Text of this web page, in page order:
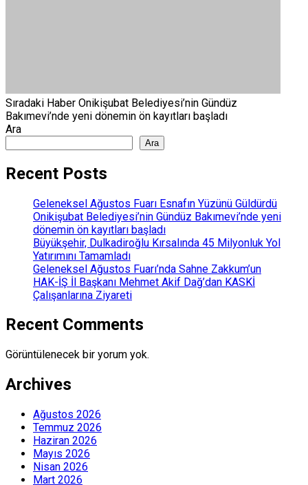
Sıradaki Haber Onikişubat Belediyesi’nin Gündüz
Bakımevi’nde yeni dönemin ön kayıtları başladı
Ara
Ara
Recent Posts
Geleneksel Ağustos Fuarı Esnafın Yüzünü Güldürdü
Onikişubat Belediyesi’nin Gündüz Bakımevi’nde yeni
dönemin ön kayıtları başladı
Büyükşehir, Dulkadiroğlu Kırsalında 45 Milyonluk Yol
Yatırımını Tamamladı
Geleneksel Ağustos Fuarı’nda Sahne Zakkum’un
HAK-İŞ İl Başkanı Mehmet Akif Dağ’dan KASKİ
Çalışanlarına Ziyareti
Recent Comments
Görüntülenecek bir yorum yok.
Archives
Ağustos 2026
Temmuz 2026
Haziran 2026
Mayıs 2026
Nisan 2026
Mart 2026